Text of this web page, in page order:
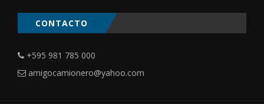
CONTACTO
+595 981 785 000
amigocamionero@yahoo.com